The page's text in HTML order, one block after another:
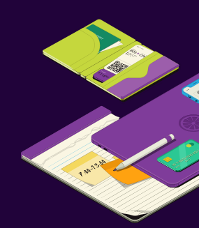
Enchufe cerca de la cama
Sofá cama
Armario o clóset
Salud y seguridad
Limpieza diaria
Seguridad las 24 horas
Caja fuerte
Estacionamiento y transporte